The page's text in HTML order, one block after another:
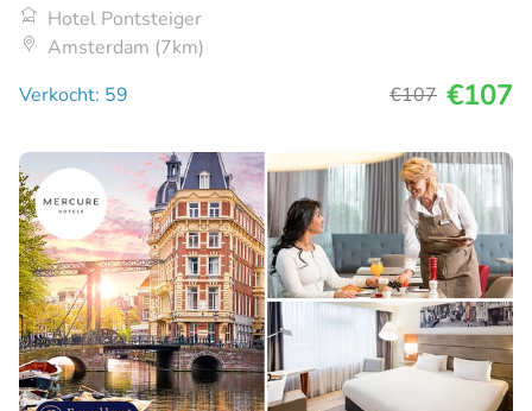
Hotel Pontsteiger
Amsterdam (7km)
Verkocht: 59
€107 €107